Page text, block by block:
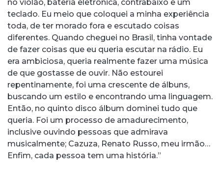
no violão, bateria eletrônica, contrabaixo e um
teclado. Eu meio que coloquei a minha experiência
toda, de ter morado fora e escutado coisas
diferentes. Quando cheguei no Brasil, tinha vontade
de fazer coisas que eu queria escutar na rádio. Eu
era ambiciosa, queria realmente fazer uma música
de que gostasse de ouvir. Não estourei
repentinamente, foi uma crescente de álbuns,
buscando um estilo e encontrando uma linguagem.
Então, no quinto disco álbum dominei tudo que
queria. Foi um processo de amadurecimento,
inclusive ouvindo pessoas que admirava
musicalmente; Cazuza, Renato Russo, meu irmão…
Enfim, cada pessoa tem uma história.”